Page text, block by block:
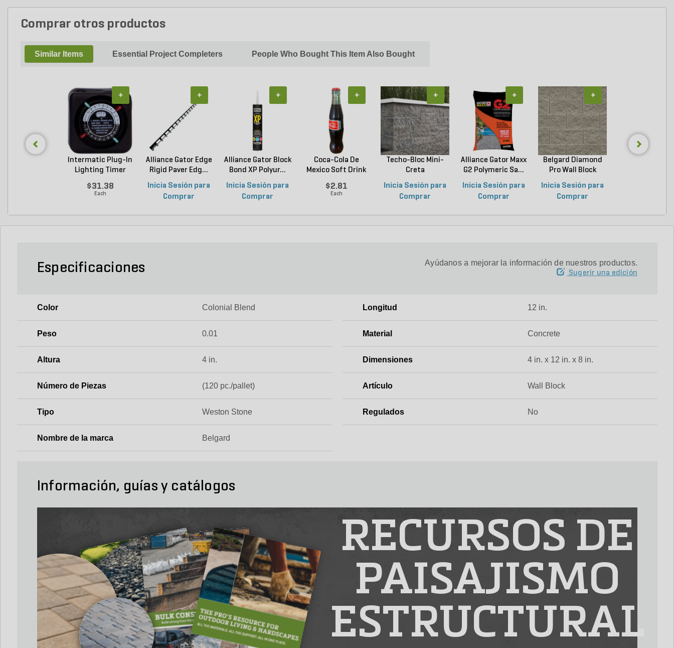
Comprar otros productos
Similar Items Essential Project Completers People Who Bought This Item Also Bought
Intermatic Plug-In
Lighting Timer
$31.38
Each
+
Alliance Gator Edge
Rigid Paver Edg...
Inicia Sesión para
Comprar
+
Alliance Gator Block
Bond XP Polyur...
Inicia Sesión para
Comprar
+
Coca-Cola De
Mexico Soft Drink
$2.81
Each
+
Techo-Bloc Mini-
Creta
Inicia Sesión para
Comprar
+
Alliance Gator Maxx
G2 Polymeric Sa...
Inicia Sesión para
Comprar
+
Belgard Diamond
Pro Wall Block
Inicia Sesión para
Comprar
+
Especificaciones Ayúdanos a mejorar la información de nuestros productos.
Sugerir una edición
Color Colonial Blend Longitud 12 in.
Peso 0.01 Material Concrete
Altura 4 in. Dimensiones 4 in. x 12 in. x 8 in.
Número de Piezas (120 pc./pallet) Artículo Wall Block
Tipo Weston Stone Regulados No
Nombre de la marca Belgard
Información, guías y catálogos
RECURSOS DE
PAISAJISMO
ESTRUCTURAL